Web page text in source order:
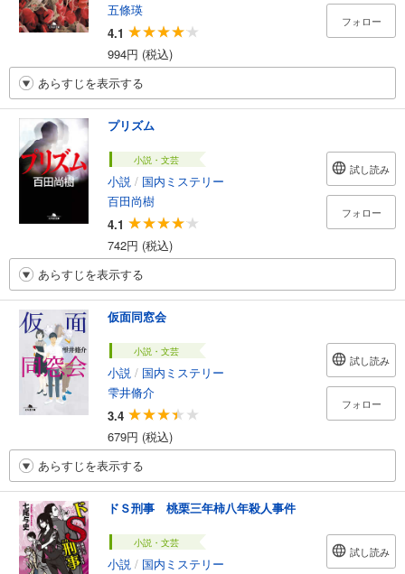
五條瑛
4.1
994円 (税込)
フォロー
あらすじを表示する
プリズム
小説・文芸
小説 / 国内ミステリー
百田尚樹
4.1
742円 (税込)
試し読み
フォロー
あらすじを表示する
仮面同窓会
小説・文芸
小説 / 国内ミステリー
雫井脩介
3.4
679円 (税込)
試し読み
フォロー
あらすじを表示する
ドＳ刑事 桃栗三年柿八年殺人事件
小説・文芸
小説 / 国内ミステリー
試し読み